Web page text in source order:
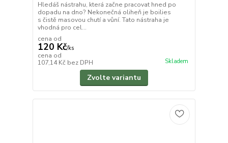
Hledáš nástrahu, která začne pracovat hned po
dopadu na dno? Nekonečná oliheň je boilies
s čistě masovou chutí a vůní. Tato nástraha je
vhodná pro cel...
cena od
120 Kč/ks
cena od
107,14 Kč bez DPH Skladem
Zvolte variantu